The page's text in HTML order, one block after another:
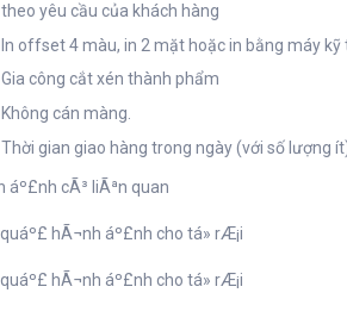
theo yêu cầu của khách hàng
In offset 4 màu, in 2 mặt hoặc in bằng máy
Gia công cắt xén thành phẩm
Không cán màng.
Thời gian giao hàng trong ngày (với số lượng